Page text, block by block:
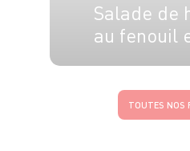
Salade de
au fenouil
TOUTES NOS